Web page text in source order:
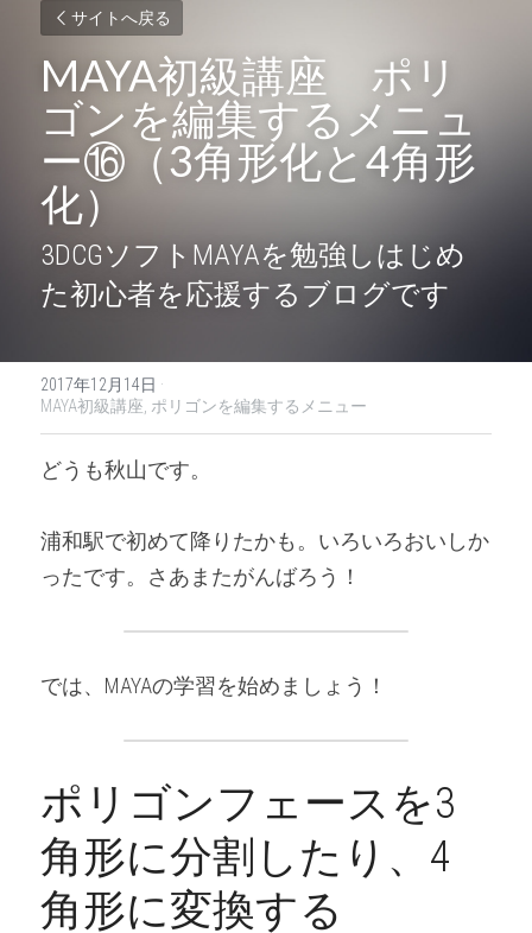
サイトへ戻る
MAYA初級講座　ポリ
ゴンを編集するメニュ
ー⑯（3角形化と4角形
化）
3DCGソフトMAYAを勉強しはじめ
た初心者を応援するブログです
2017年12月14日 ·
MAYA初級講座, ポリゴンを編集するメニュー
どうも秋山です。
浦和駅で初めて降りたかも。いろいろおいしか
ったです。さあまたがんばろう！
では、MAYAの学習を始めましょう！
ポリゴンフェースを3
角形に分割したり、4
角形に変換する